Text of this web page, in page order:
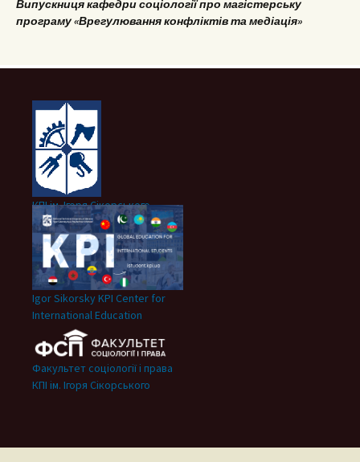
Випускниця кафедри соціології про магістерську
програму «Врегулювання конфліктів та медіація»
КПІ ім. Ігоря Сікорського
Igor Sikorsky KPI Center for
International Education
Факультет соціології і права
КПІ ім. Ігоря Сікорського